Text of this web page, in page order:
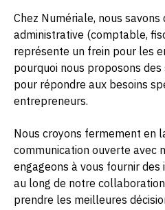
Chez Numériale, nous
administrative (comptable,
représente un frein pour les
pourquoi nous proposons
pour répondre aux besoins
entrepreneurs.
Nous croyons fermement en
communication ouverte avec
engageons à vous fournir
au long de notre
prendre les meilleures